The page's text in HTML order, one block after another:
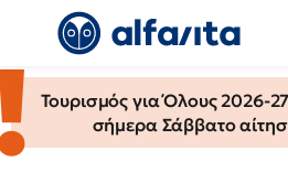
Τουρισμός για Όλους 2026-
σήμερα Σάββατο